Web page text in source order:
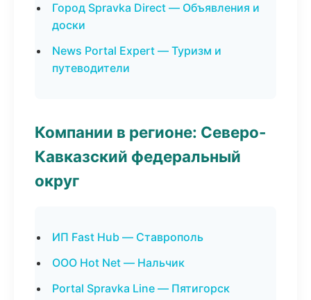
Город Spravka Direct — Объявления и
доски
News Portal Expert — Туризм и
путеводители
Компании в регионе: Северо-
Кавказский федеральный
округ
ИП Fast Hub — Ставрополь
ООО Hot Net — Нальчик
Portal Spravka Line — Пятигорск